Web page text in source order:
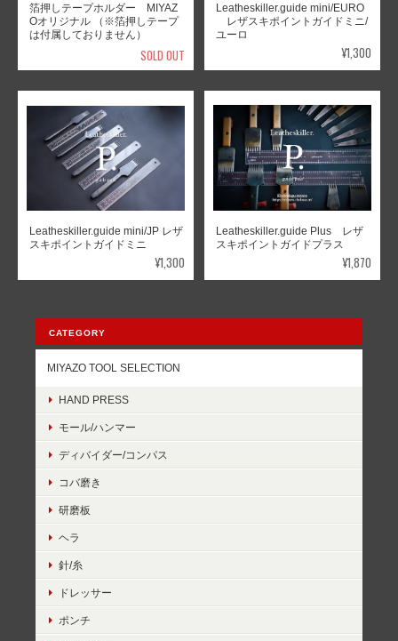
箔押しテープホルダー MIYAZ
Oオリジナル （※箔押しテープ
は付属しておりません）
SOLD OUT
Leatheskiller.guide mini/EURO
レザスキポイントガイドミニ/
ユーロ
¥1,300
Leatheskiller.guide mini/JP レザ
スキポイントガイドミニ
¥1,300
Leatheskiller.guide Plus レザ
スキポイントガイドプラス
¥1,870
CATEGORY
MIYAZO TOOL SELECTION
HAND PRESS
モール/ハンマー
ディバイダー/コンパス
コバ磨き
研磨板
ヘラ
針/糸
ドレッサー
ポンチ